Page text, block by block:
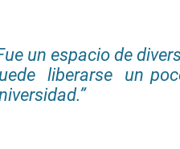
un espacio de
liberarse un